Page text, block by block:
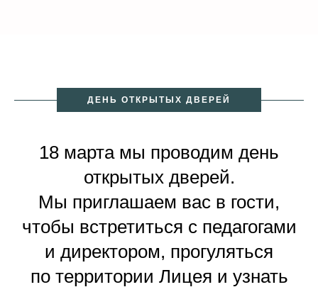
ДЕНЬ ОТКРЫТЫХ ДВЕРЕЙ
18 марта мы проводим день
открытых дверей.
Мы приглашаем вас в гости,
чтобы встретиться с педагогами
и директором, прогуляться
по территории Лицея и узнать